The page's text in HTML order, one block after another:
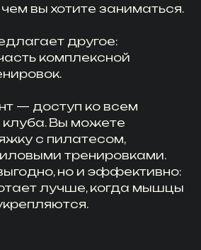
вы хотите заниматься.
другое:
комплексной
— доступ ко всем
Вы можете
с пилатесом,
тренировками.
но и эффективно:
лучше, когда мышцы